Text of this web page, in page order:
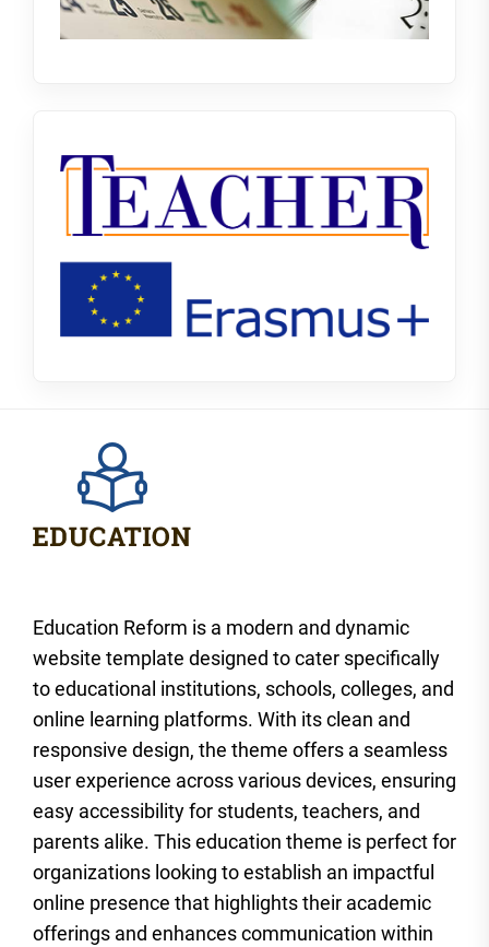
Education Reform is a modern and dynamic
website template designed to cater specifically
to educational institutions, schools, colleges, and
online learning platforms. With its clean and
responsive design, the theme offers a seamless
user experience across various devices, ensuring
easy accessibility for students, teachers, and
parents alike. This education theme is perfect for
organizations looking to establish an impactful
online presence that highlights their academic
offerings and enhances communication within